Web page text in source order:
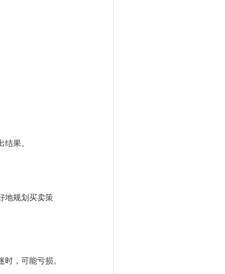
果。
地规划买卖策
，可能亏损。